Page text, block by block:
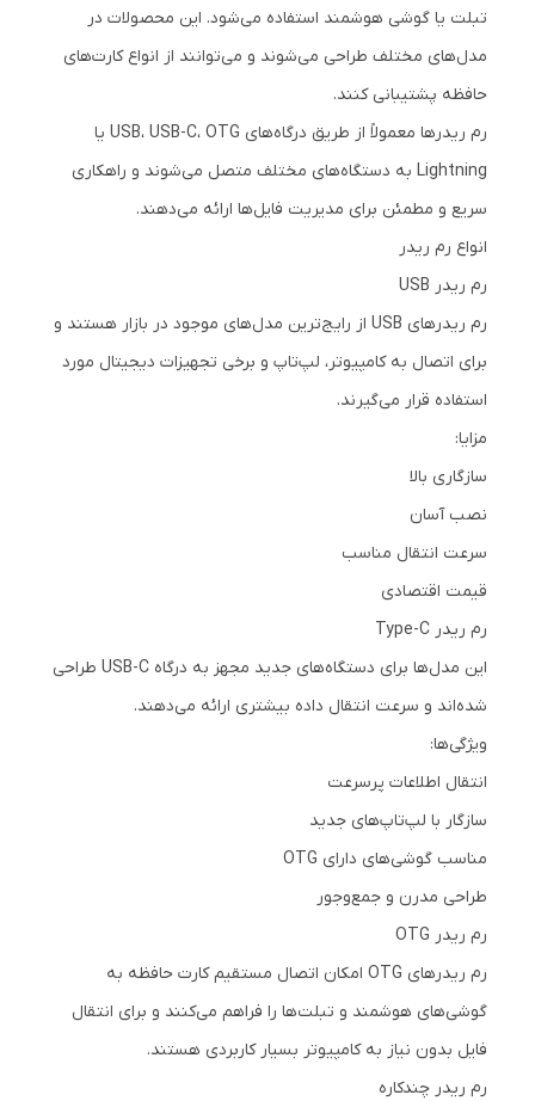
تبلت یا گوشی هوشمند استفاده می‌شود. این محصولات در
مدل‌های مختلف طراحی می‌شوند و می‌توانند از انواع کارت‌های
حافظه پشتیبانی کنند.
رم ریدرها معمولاً از طریق درگاه‌های USB، USB-C، OTG یا
Lightning به دستگاه‌های مختلف متصل می‌شوند و راهکاری
سریع و مطمئن برای مدیریت فایل‌ها ارائه می‌دهند.
انواع رم ریدر
رم ریدر USB
رم ریدرهای USB از رایج‌ترین مدل‌های موجود در بازار هستند و
برای اتصال به کامپیوتر، لپ‌تاپ و برخی تجهیزات دیجیتال مورد
استفاده قرار می‌گیرند.
مزایا:
سازگاری بالا
نصب آسان
سرعت انتقال مناسب
قیمت اقتصادی
رم ریدر Type-C
این مدل‌ها برای دستگاه‌های جدید مجهز به درگاه USB-C طراحی
شده‌اند و سرعت انتقال داده بیشتری ارائه می‌دهند.
ویژگی‌ها:
انتقال اطلاعات پرسرعت
سازگار با لپ‌تاپ‌های جدید
مناسب گوشی‌های دارای OTG
طراحی مدرن و جمع‌وجور
رم ریدر OTG
رم ریدرهای OTG امکان اتصال مستقیم کارت حافظه به
گوشی‌های هوشمند و تبلت‌ها را فراهم می‌کنند و برای انتقال
فایل بدون نیاز به کامپیوتر بسیار کاربردی هستند.
رم ریدر چندکاره